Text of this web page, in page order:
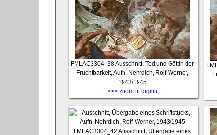
FMLAC3304_38Ausschnitt, Tod und Göttin der
Fruchtbarkeit, Aufn. Nehrdich, Rolf-Werner,
1943/1945
>>> zoom in digilib
FMLAC3304_42 Ausschnitt, Übergabe eines